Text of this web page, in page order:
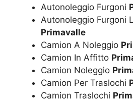
Autonoleggio Furgoni
Autonoleggio Furgoni
Primavalle
Camion A Noleggio
Camion In Affitto
Camion Noleggio
Camion Per Traslochi
Camion Traslochi